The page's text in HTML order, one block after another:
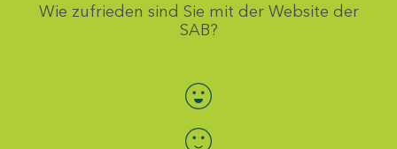
Wie zufrieden sind Sie mit der Website der
SAB?
Bewertung auswählen